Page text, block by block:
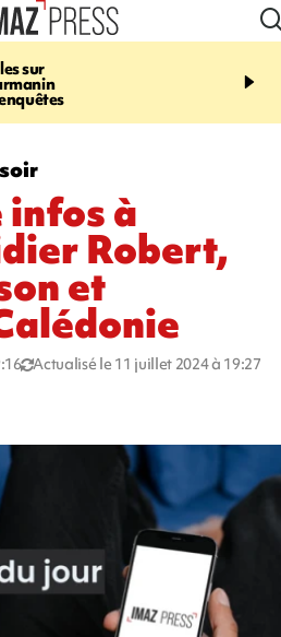
sur
17:59
Corniche - la route du
infos à
Robert,
et
Actualisé le 11 juillet 2024 à 19:27